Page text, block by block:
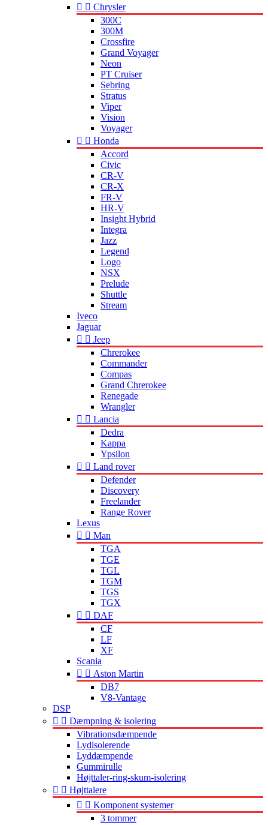
  Chrysler
300C
300M
Crossfire
Grand Voyager
Neon
PT Cruiser
Sebring
Stratus
Viper
Vision
Voyager
  Honda
Accord
Civic
CR-V
CR-X
FR-V
HR-V
Insight Hybrid
Integra
Jazz
Legend
Logo
NSX
Prelude
Shuttle
Stream
Iveco
Jaguar
  Jeep
Chrerokee
Commander
Compas
Grand Chrerokee
Renegade
Wrangler
  Lancia
Dedra
Kappa
Ypsilon
  Land rover
Defender
Discovery
Freelander
Range Rover
Lexus
  Man
TGA
TGE
TGL
TGM
TGS
TGX
  DAF
CF
LF
XF
Scania
  Aston Martin
DB7
V8-Vantage
DSP
  Dæmpning & isolering
Vibrationsdæmpende
Lydisolerende
Lyddæmpende
Gummirulle
Højttaler-ring-skum-isolering
  Højttalere
  Komponent systemer
3 tommer